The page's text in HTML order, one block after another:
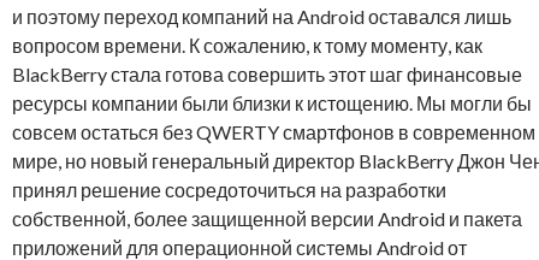
и поэтому переход компаний на Android оставался лишь
вопросом времени. К сожалению, к тому моменту, как
BlackBerry стала готова совершить этот шаг финансовые
ресурсы компании были близки к истощению. Мы могли бы
совсем остаться без QWERTY смартфонов в современном
мире, но новый генеральный директор BlackBerry Джон
принял решение сосредоточиться на разработки
собственной, более защищенной версии Android и пакета
приложений для операционной системы Android от